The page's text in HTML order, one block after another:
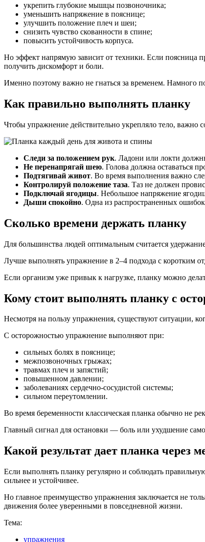
укрепить глубокие мышцы позвоночника;
уменьшить напряжение в пояснице;
улучшить положение плеч и шеи;
снизить чувство скованности в спине;
повысить устойчивость корпуса.
Но эффект напрямую зависит от техники. Если поясница
получить дискомфорт и боли.
Именно поэтому важно не гнаться за временем. Намного
Как правильно выполнять планку
Чтобы упражнение действительно укрепляло тело, важно
Следи за положением рук. Ладони или локти
Не перенапрягай шею. Голова должна оставаться
Подтягивай живот. Во время выполнения важно
Контролируй положение таза. Таз не должен
Подключай ягодицы. Небольшое напряжение
Дыши спокойно. Одна из распространенных
Сколько времени держать планку
Для большинства людей оптимальным считается
Лучше выполнять упражнение в 2–4 подхода с коротким
Если организм уже привык к нагрузке, планку можно
Кому стоит выполнять планку с
Несмотря на пользу упражнения, существуют ситуации,
С осторожностью упражнение выполняют при:
сильных болях в пояснице;
межпозвоночных грыжах;
травмах плеч и запястий;
повышенном давлении;
заболеваниях сердечно-сосудистой системы;
сильном переутомлении.
Во время беременности классическая планка обычно не
Главный сигнал для остановки — боль или ухудшение
Какой результат дает планка через
Если выполнять планку регулярно и соблюдать
сильнее и устойчивее.
Но главное преимущество упражнения заключается не
движения более уверенными в повседневной жизни.
Тема:
упражнения